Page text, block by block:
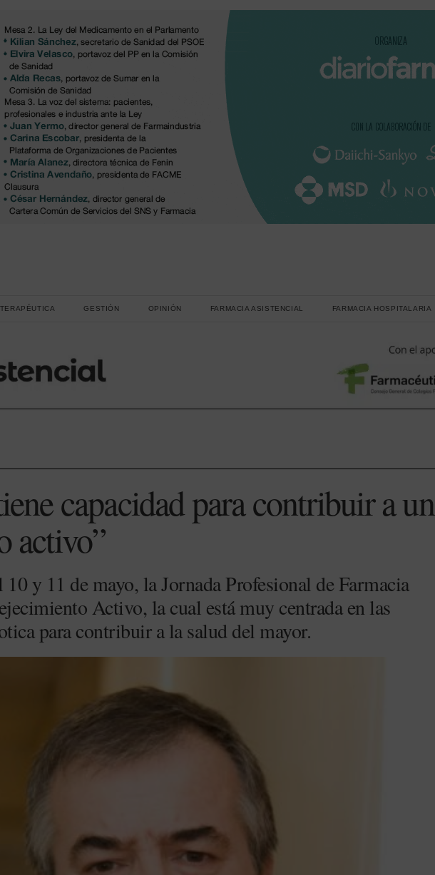
TERAPÉUTICA GESTIÓN OPINIÓN FARMACIA ASISTENCIAL FARMACIA HOSPITALARIA
capacidad para contribuir a un
activo”
y 11 de mayo, la Jornada Profesional de Farmacia
Activo, la cual está muy centrada en las
para contribuir a la salud del mayor.